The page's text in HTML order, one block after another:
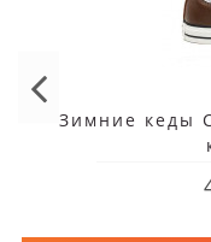
Зимние кеды